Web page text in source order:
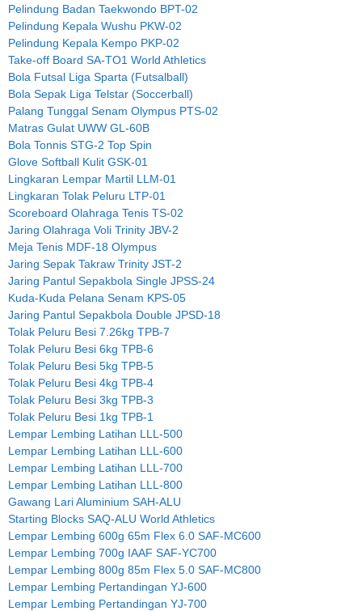
Pelindung Badan Taekwondo BPT-02
Pelindung Kepala Wushu PKW-02
Pelindung Kepala Kempo PKP-02
Take-off Board SA-TO1 World Athletics
Bola Futsal Liga Sparta (Futsalball)
Bola Sepak Liga Telstar (Soccerball)
Palang Tunggal Senam Olympus PTS-02
Matras Gulat UWW GL-60B
Bola Tonnis STG-2 Top Spin
Glove Softball Kulit GSK-01
Lingkaran Lempar Martil LLM-01
Lingkaran Tolak Peluru LTP-01
Scoreboard Olahraga Tenis TS-02
Jaring Olahraga Voli Trinity JBV-2
Meja Tenis MDF-18 Olympus
Jaring Sepak Takraw Trinity JST-2
Jaring Pantul Sepakbola Single JPSS-24
Kuda-Kuda Pelana Senam KPS-05
Jaring Pantul Sepakbola Double JPSD-18
Tolak Peluru Besi 7.26kg TPB-7
Tolak Peluru Besi 6kg TPB-6
Tolak Peluru Besi 5kg TPB-5
Tolak Peluru Besi 4kg TPB-4
Tolak Peluru Besi 3kg TPB-3
Tolak Peluru Besi 1kg TPB-1
Lempar Lembing Latihan LLL-500
Lempar Lembing Latihan LLL-600
Lempar Lembing Latihan LLL-700
Lempar Lembing Latihan LLL-800
Gawang Lari Aluminium SAH-ALU
Starting Blocks SAQ-ALU World Athletics
Lempar Lembing 600g 65m Flex 6.0 SAF-MC600
Lempar Lembing 700g IAAF SAF-YC700
Lempar Lembing 800g 85m Flex 5.0 SAF-MC800
Lempar Lembing Pertandingan YJ-600
Lempar Lembing Pertandingan YJ-700